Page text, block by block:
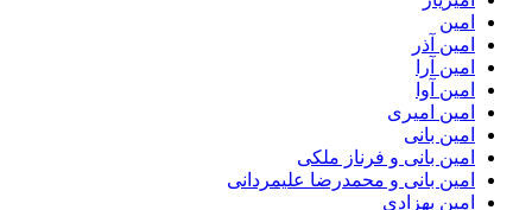
امین
امین آذر
امین آرا
امین آوا
امین امیری
امین بانی
امین بانی و فرناز ملکی
امین بانی و محمدرضا علیمردانی
امین بهزادی